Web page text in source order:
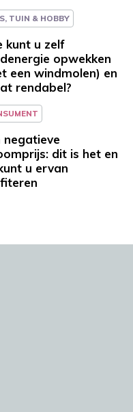
TUIN & HOBBY
kunt u zelf
opwekken
een windmolen) en
rendabel?
negatieve
dit is het en
u ervan